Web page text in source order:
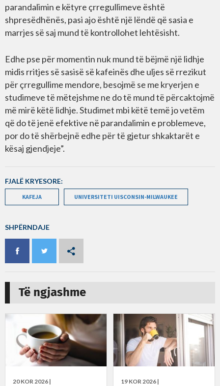
parandalimin e këtyre çrregullimeve është
shpresëdhënës, pasi ajo është një lëndë që sasia e
marrjes së saj mund të kontrollohet lehtësisht.
Edhe pse për momentin nuk mund të bëjmë një lidhje
midis rritjes së sasisë së kafeinës dhe uljes së rrezikut
për çrregullime mendore, besojmë se me kryerjen e
studimeve të mëtejshme ne do të mund të përcaktojmë
më mirë këtë lidhje. Studimet mbi këtë temë jo vetëm
që do të jenë efektive në parandalimin e problemeve,
por do të shërbejnë edhe për të gjetur shkaktarët e
kësaj gjendjeje”.
FJALË KRYESORE:
KAFEJA UNIVERSITETI UISCONSIN-MILWAUKEE
SHPËRNDAJE
Të ngjashme
20 KOR 2026 | 19 KOR 2026 |